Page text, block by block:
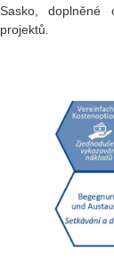
Sasko, doplněné
projektů.